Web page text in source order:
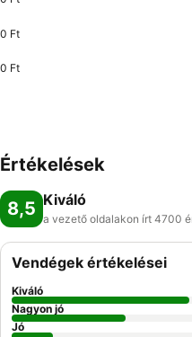
0 Ft
0 Ft
Értékelések
8,5 Kiváló
a vezető oldalakon írt 4700
Vendégek értékelései
Kiváló
Nagyon jó
Jó